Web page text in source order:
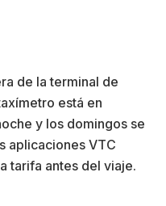
de la terminal de
está en
y los domingos se
aplicaciones VTC
tarifa antes del viaje.